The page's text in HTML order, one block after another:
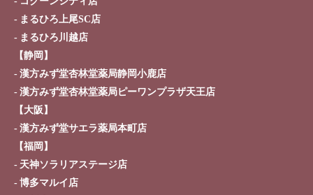
漢方みず堂とは
漢方を知る 皆様からのご質問
採用情報 オンラインショップ
まるひろ上尾SC店
まるひろ川越店
【静岡】
漢方みず堂杏林堂薬局静岡小鹿店
漢方みず堂杏林堂薬局ピーワンプラザ天王店
【大阪】
漢方みず堂サエラ薬局本町店
【福岡】
天神ソラリアステージ店
博多マルイ店